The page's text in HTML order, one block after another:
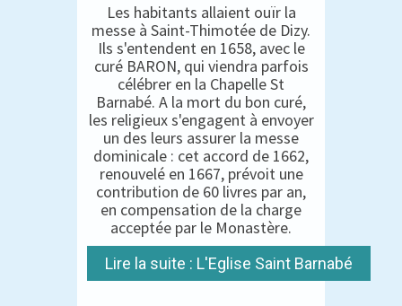
Les habitants allaient ouïr la
messe à Saint-Thimotée de Dizy.
Ils s'entendent en 1658, avec le
curé BARON, qui viendra parfois
célébrer en la Chapelle St
Barnabé. A la mort du bon curé,
les religieux s'engagent à envoyer
un des leurs assurer la messe
dominicale : cet accord de 1662,
renouvelé en 1667, prévoit une
contribution de 60 livres par an,
en compensation de la charge
acceptée par le Monastère.
Lire la suite : L'Eglise Saint Barnabé